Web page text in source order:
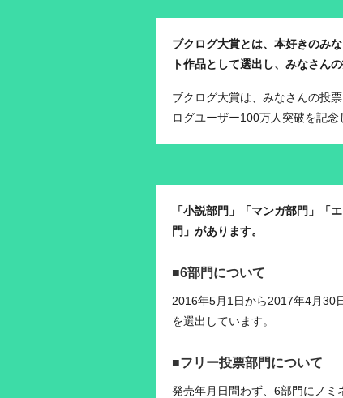
ブクログ大賞とは、本好きのみ
ト作品として選出し、みなさん
ブクログ大賞は、みなさんの投
ログユーザー100万人突破を記
「小説部門」「マンガ部門」「
門」があります。
■6部門について
2016年5月1日から2017年4月30
を選出しています。
■フリー投票部門について
発売年月日問わず、6部門にノミ